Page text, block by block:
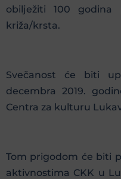
obilježiti 100 godina
križa/krsta.
Svečanost će biti
decembra 2019.
Centra za kulturu
Tom prigodom će biti
aktivnostima CKK u